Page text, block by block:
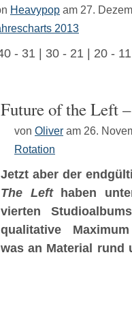
Heavypop am 27.
2013
- 31 | 30 - 21 | 20 -
Future of the Left
von Oliver am 26.
Rotation
Jetzt aber der
The Lefthaben
vierten
qualitative
was an Material rund